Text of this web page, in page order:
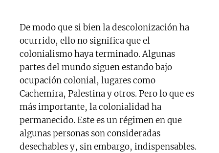
De modo que si bien la descolonización ha
ocurrido, ello no significa que el
colonialismo haya terminado. Algunas
partes del mundo siguen estando bajo
ocupación colonial, lugares como
Cachemira, Palestina y otros. Pero lo que es
más importante, la colonialidad ha
permanecido. Este es un régimen en que
algunas personas son consideradas
desechables y, sin embargo, indispensables.